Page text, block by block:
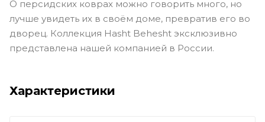
О персидских коврах можно говорить много, но
лучше увидеть их в своём доме, превратив его во
дворец. Коллекция Hasht Behesht эксклюзивно
представлена нашей компанией в России.
Характеристики